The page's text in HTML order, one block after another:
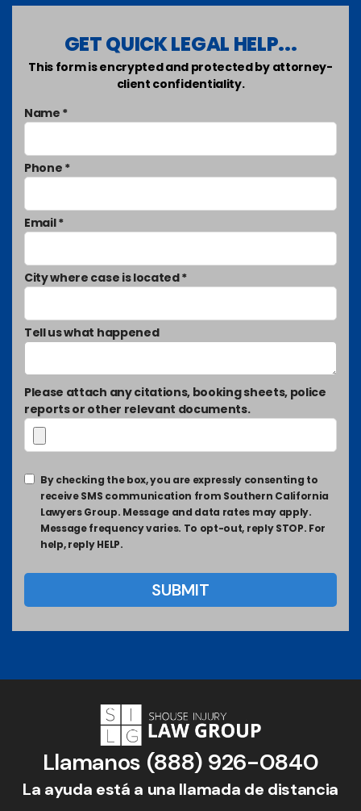
GET QUICK LEGAL HELP...
This form is encrypted and protected by attorney-
client confidentiality.
Name *
Phone *
Email *
City where case is located *
Tell us what happened
Please attach any citations, booking sheets, police
reports or other relevant documents.
By checking the box, you are expressly consenting to
receive SMS communication from Southern California
Lawyers Group. Message and data rates may apply.
Message frequency varies. To opt-out, reply STOP. For
help, reply HELP.
Llamanos (888) 926-0840
La ayuda está a una llamada de distancia